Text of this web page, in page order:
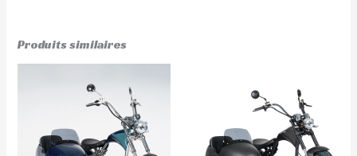
Produits similaires